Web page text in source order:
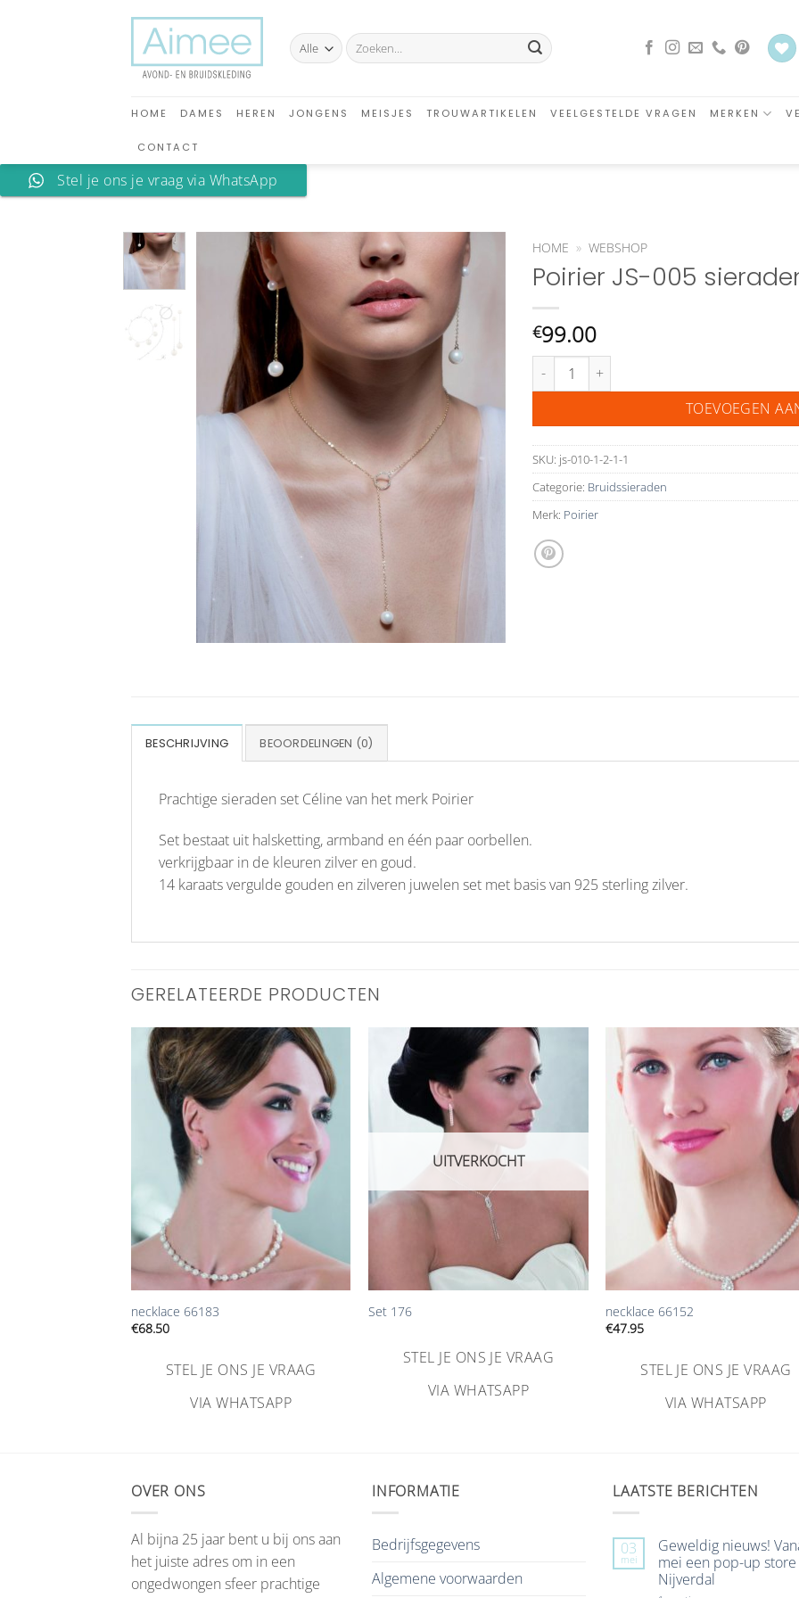
Zoeken
naar:
HOME DAMES HEREN JONGENS MEISJES TROUWARTIKELEN VEELGESTELDE VRAGEN MERKEN
CONTACT
Stel je ons je vraag via WhatsApp
Aan
verlanglijst
toevoegen
HOME » WEBSHOP
Poirier JS-005
€99.00
Poirier JS-005 sieraden set Céline aantal
TOEVOEGEN
SKU: js-010-1-2-1-1
Categorie: Bruidssieraden
Merk: Poirier
BESCHRIJVING BEOORDELINGEN (0)
Prachtige sieraden set Céline van het merk Poirier
Set bestaat uit halsketting, armband en één paar oorbellen.
verkrijgbaar in de kleuren zilver en goud.
14 karaats vergulde gouden en zilveren juwelen set met basis van 925 sterling zilver.
GERELATEERDE PRODUCTEN
Aan
verlanglijst
toevoegen
necklace 66183
€68.50
STEL JE ONS JE VRAAG
VIA WHATSAPP
Aan
verlanglijst
toevoegen
UITVERKOCHT
Set 176
STEL JE ONS JE VRAAG
VIA WHATSAPP
Aan
necklace 66152
€47.95
STEL JE ONS JE VRAAG
VIA WHATSAPP
OVER ONS
Al bijna 25 jaar bent u bij ons aan
het juiste adres om in een
ongedwongen sfeer prachtige
INFORMATIE
Bedrijfsgegevens
Algemene voorwaarden
LAATSTE BERICHTEN
03
mei
Geweldig nieuws!
mei een pop-up store
Nijverdal